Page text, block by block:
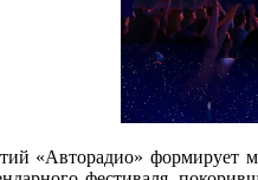
«Авторадио»